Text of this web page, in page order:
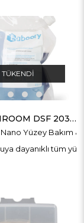
Bir Şekilde
TÜKENDI
7 01 02 01ROOM DSF 203 KONS.NANO YÜZEY BAK.&TEM.ÜRÜNÜ
Yüzey Bakım
dayanıklı tüm